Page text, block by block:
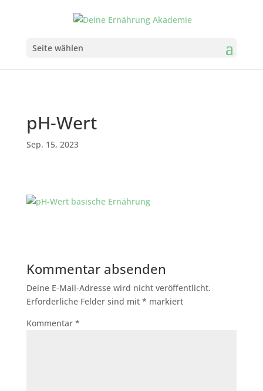
Seite wählen
pH-Wert
Sep. 15, 2023
Kommentar absenden
Deine E-Mail-Adresse wird nicht veröffentlicht.
Erforderliche Felder sind mit * markiert
Kommentar *